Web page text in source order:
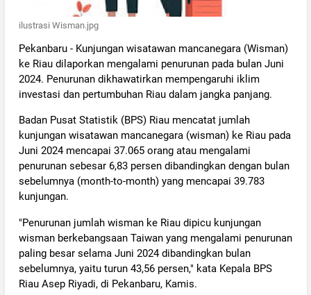
ilustrasi Wisman.jpg
Pekanbaru - Kunjungan wisatawan mancanegara (Wisman)
ke Riau dilaporkan mengalami penurunan pada bulan Juni
2024. Penurunan dikhawatirkan mempengaruhi iklim
investasi dan pertumbuhan Riau dalam jangka panjang.
Badan Pusat Statistik (BPS) Riau mencatat jumlah
kunjungan wisatawan mancanegara (wisman) ke Riau pada
Juni 2024 mencapai 37.065 orang atau mengalami
penurunan sebesar 6,83 persen dibandingkan dengan bulan
sebelumnya (month-to-month) yang mencapai 39.783
kunjungan.
"Penurunan jumlah wisman ke Riau dipicu kunjungan
wisman berkebangsaan Taiwan yang mengalami penurunan
paling besar selama Juni 2024 dibandingkan bulan
sebelumnya, yaitu turun 43,56 persen," kata Kepala BPS
Riau Asep Riyadi, di Pekanbaru, Kamis.